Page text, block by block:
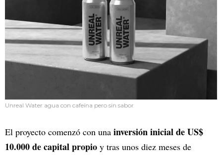
Unreal Water agua con cafeína pero sin sabor
El proyecto comenzó con una inversión inicial de US$
10.000 de capital propio y tras unos diez meses de